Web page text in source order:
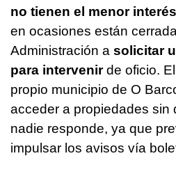
no tienen el menor interés
en ocasiones están
Administración a solicitar
para intervenirde oficio.
propio municipio de O
acceder a propiedades sin
nadie responde, ya que
impulsar los avisos vía